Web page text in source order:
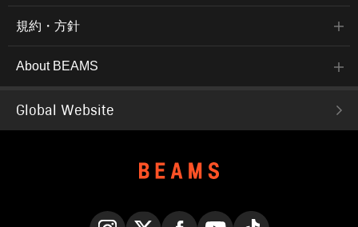
規約・方針
About BEAMS
Global Website